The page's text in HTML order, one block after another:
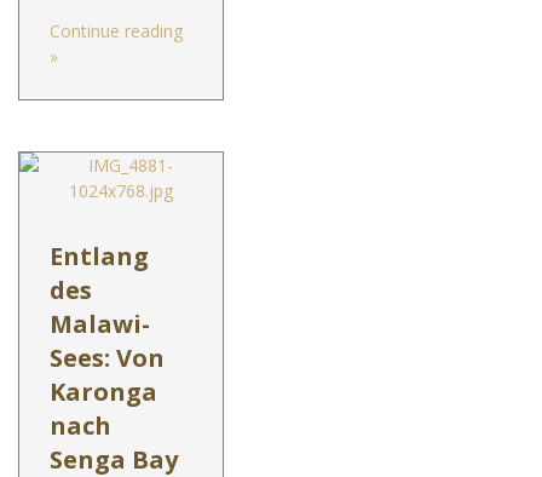
Continue reading
»
Entlang
des
Malawi-
Sees: Von
Karonga
nach
Senga Bay